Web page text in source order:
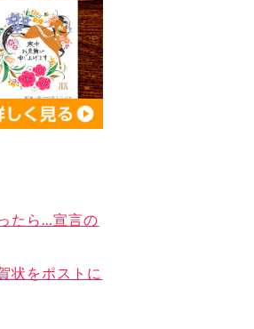
たら…宣言の
状をポストに